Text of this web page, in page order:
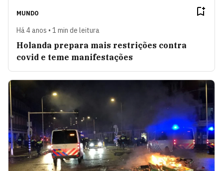
MUNDO
Há 4 anos • 1 min de leitura
Holanda prepara mais restrições contra
covid e teme manifestações